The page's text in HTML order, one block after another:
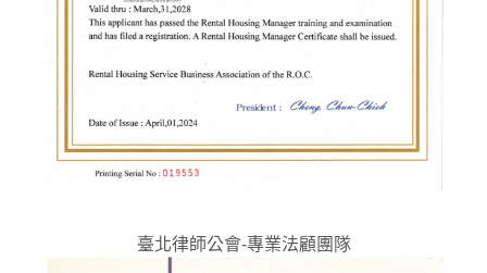
臺北律師公會-專業法顧團隊